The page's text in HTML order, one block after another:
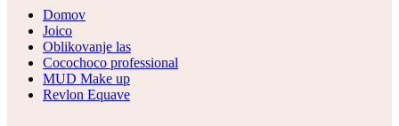
Domov
Joico
Oblikovanje las
Cocochoco professional
MUD Make up
Revlon Equave